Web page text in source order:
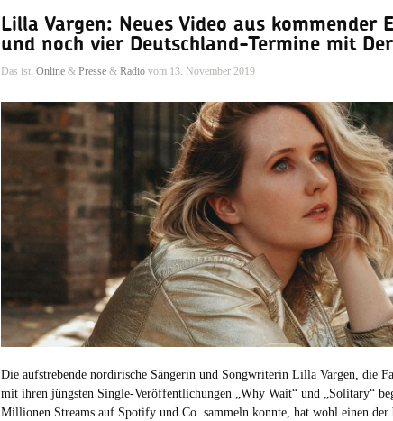
Lilla Vargen: Neues Video aus kommender
und noch vier Deutschland-Termine mit
Das ist: Online & Presse & Radio vom 13. November 2019
Die aufstrebende nordirische Sängerin und Songwriterin Lilla Vargen, die
mit ihren jüngsten Single-Veröffentlichungen „Why Wait“ und „Solitary“
Millionen Streams auf Spotify und Co. sammeln konnte, hat wohl einen der